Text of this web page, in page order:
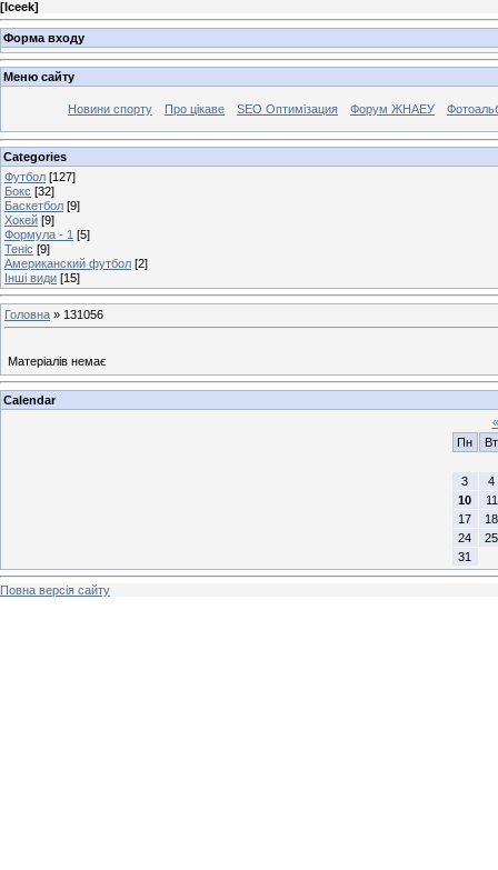
[Iceek]
Форма входу
Меню сайту
Новини спорту Про цікаве SEO Оптимізация Форум ЖНАЕУ
Categories
Футбол [127]
Бокс [32]
Баскетбол [9]
Хокей [9]
Формула - 1 [5]
Теніс [9]
Американский футбол [2]
Інші види [15]
Головна » 131056
Матеріалів немає
Calendar
«
Пн
Вт
3
4
10
11
17
18
24
25
31
Повна версія сайту